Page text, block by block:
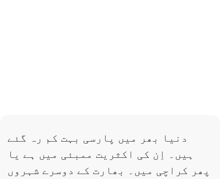
دنیا بھر میں پارسی بہت کم رہ گئے
ہیں۔ اِن کی اکثریت ممبئی میں ہے یا
پھر کراچی میں۔ بھارت کے دوسرے شہروں